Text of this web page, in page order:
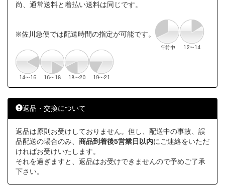
尚、通常送料と着払い送料は同じです。
※佐川急便では配送時間の指定が可能です。
返品・交換について
返品は原則お受けしておりません。但し、配送中の事故、誤
品配送の場合のみ、 商品到着後5営業日以内にご連絡をいただ
ければお受けいたします。
それを過ぎますと、返品はお受けできませんので予めご了承
下さい。